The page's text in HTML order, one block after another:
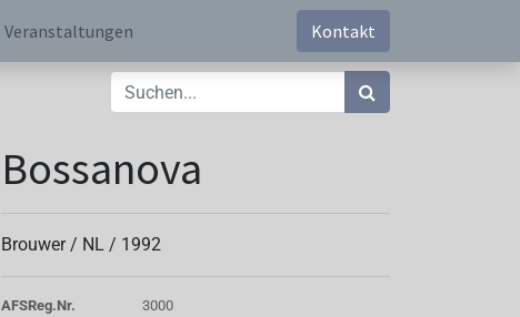
Veranstaltungen Kontakt
Bossanova
Brouwer / NL / 1992
AFSReg.Nr.
3000